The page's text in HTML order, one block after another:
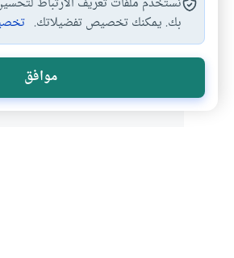
بك. يمكنك تخصيص تفضيلاتك.
موافق